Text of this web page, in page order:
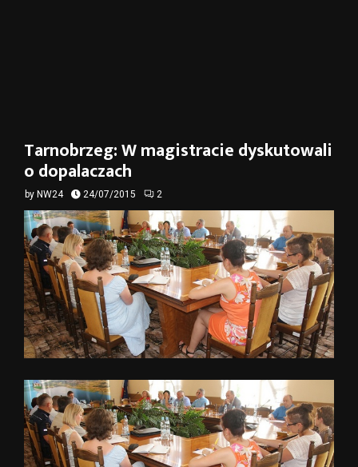
Tarnobrzeg: W magistracie dyskutowali
o dopalaczach
by NW24 24/07/2015 2